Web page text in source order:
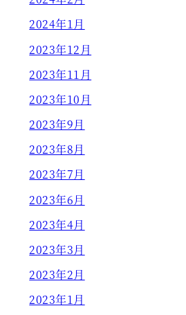
2024年1月
2023年12月
2023年11月
2023年10月
2023年9月
2023年8月
2023年7月
2023年6月
2023年4月
2023年3月
2023年2月
2023年1月